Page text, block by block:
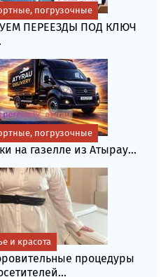
ПЕРЕЕЗДЫ ПОД КЛЮЧ
погрузочные
на газелле из Атырау...
погрузочные
процедуры
и красота